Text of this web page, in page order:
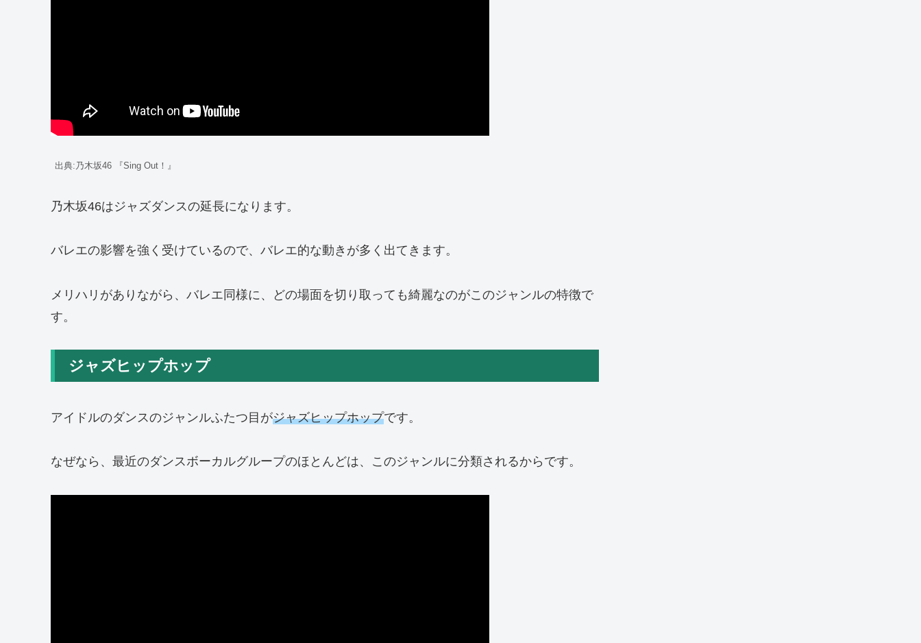
出典:乃木坂46 『Sing Out！』
乃木坂46はジャズダンスの延長になります。
バレエの影響を強く受けているので、バレエ的な動きが多く出てきます。
メリハリがありながら、バレエ同様に、どの場面を切り取っても綺麗なのがこのジャンルの特徴で
す。
ジャズヒップホップ
アイドルのダンスのジャンルふたつ目がジャズヒップホップです。
なぜなら、最近のダンスボーカルグループのほとんどは、このジャンルに分類されるからです。